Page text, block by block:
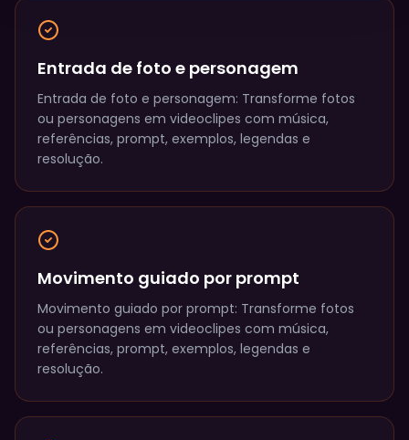
Entrada de foto e personagem
Entrada de foto e personagem: Transforme fotos
ou personagens em videoclipes com música,
referências, prompt, exemplos, legendas e
resolução.
Movimento guiado por prompt
Movimento guiado por prompt: Transforme fotos
ou personagens em videoclipes com música,
referências, prompt, exemplos, legendas e
resolução.